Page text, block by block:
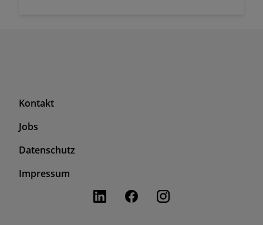
F
o
t
r
Kontakt
Jobs
F
o
Datenschutz
Impressum